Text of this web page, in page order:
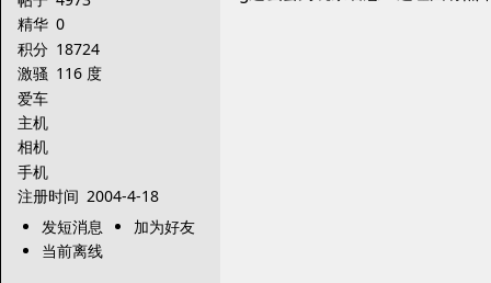
精华 0
积分 18724
激骚 116 度
爱车
主机
相机
手机
注册时间 2004-4-18
发短消息
加为好友
当前离线